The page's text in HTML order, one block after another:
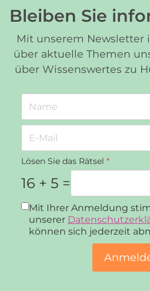
Bleiben Sie
Mit unserem Newsletter
über aktuelle Themen
über Wissenswertes zu
Lösen Sie das Rätsel *
16 + 5 =
Datenschutz*
Mit Ihrer Anmeldung
unserer
können sich jederzeit